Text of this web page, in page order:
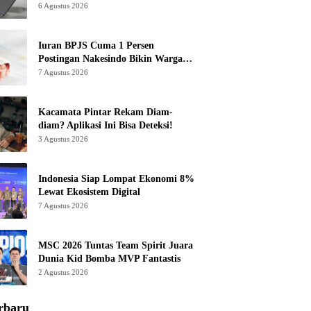
6 Agustus 2026
Iuran BPJS Cuma 1 Persen
Postingan Nakesindo Bikin Warganet
Murka
7 Agustus 2026
Kacamata Pintar Rekam Diam-
diam? Aplikasi Ini Bisa Deteksi!
3 Agustus 2026
Indonesia Siap Lompat Ekonomi 8%
Lewat Ekosistem Digital
7 Agustus 2026
MSC 2026 Tuntas Team Spirit Juara
Dunia Kid Bomba MVP Fantastis
2 Agustus 2026